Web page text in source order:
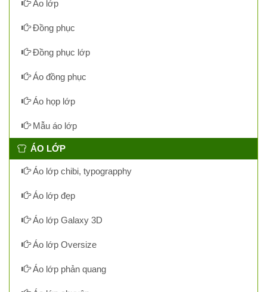
Áo lớp
Đồng phục
Đồng phục lớp
Áo đồng phục
Áo họp lớp
Mẫu áo lớp
ÁO LỚP
Áo lớp chibi, typograpphy
Áo lớp đẹp
Áo lớp Galaxy 3D
Áo lớp Oversize
Áo lớp phản quang